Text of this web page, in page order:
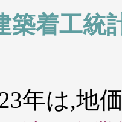
築着工統
年は,地